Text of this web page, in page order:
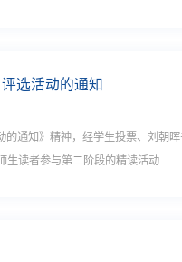
选活动的通知
通知》精神，经学生投票、刘朝
生读者参与第二阶段的精读活动...